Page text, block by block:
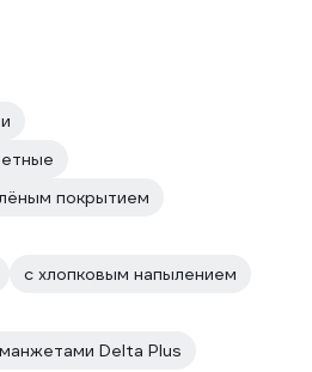
покрытием
с хлопковым напылением
Delta Plus